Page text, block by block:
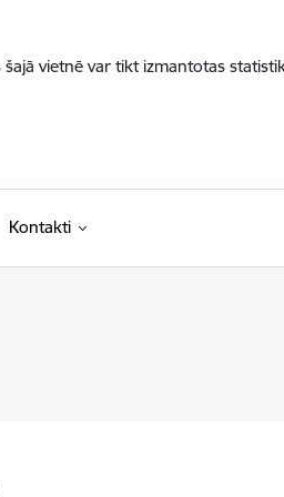
vietnē var tikt izmantotas
Kontakti